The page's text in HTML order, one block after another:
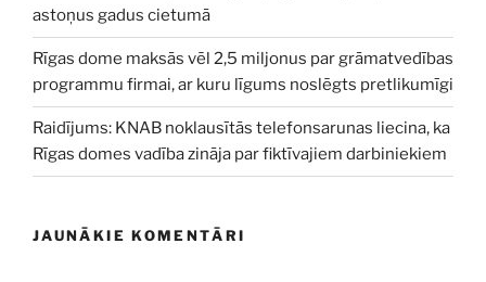
astoņus gadus cietumā
Rīgas dome maksās vēl 2,5 miljonus par grāmatvedības
programmu firmai, ar kuru līgums noslēgts pretlikumīgi
Raidījums: KNAB noklausītās telefonsarunas liecina, ka
Rīgas domes vadība zināja par fiktīvajiem darbiniekiem
JAUNĀKIE KOMENTĀRI